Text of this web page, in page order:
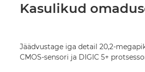
Kasulikud
Jäädvustage iga detail 20,2-
CMOS-sensori ja DIGIC 5+